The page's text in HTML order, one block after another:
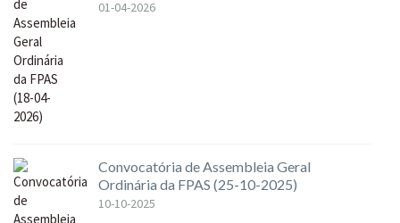
01-04-2026
Convocatória de Assembleia Geral
Ordinária da FPAS (25-10-2025)
10-10-2025